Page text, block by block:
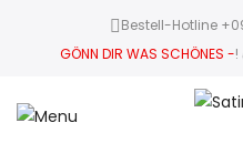
Bestell-Hotline
GÖNN DIR WAS SCHÖNES -!